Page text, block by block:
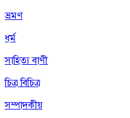
ভ্রমণ
ধর্ম
সাহিত্য বাণী
চিত্র বিচিত্র
সম্পাদকীয়